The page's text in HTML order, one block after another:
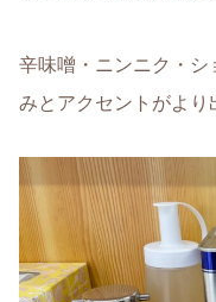
辛味噌・ニンニク・
みとアクセントがより